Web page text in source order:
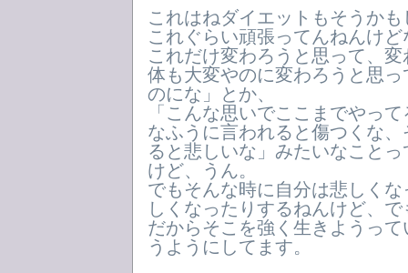
これはねダイエットもそうか
これぐらい頑張ってんねんけ
これだけ変わろうと思って、
体も大変やのに変わろうと思
のにな」とか、
「こんな思いでここまでやっ
なふうに言われると傷つくな
ると悲しいな」みたいなこと
けど、うん。
でもそんな時に自分は悲しく
しくなったりするねんけど、
だからそこを強く生きようっ
うようにしてます。